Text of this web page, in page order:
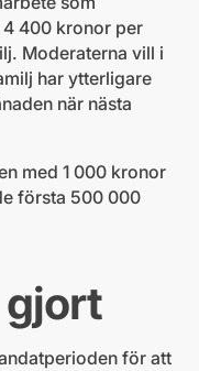
400 kronor per
Moderaterna vill i
har ytterligare
när nästa
med 1 000 kronor
första 500 000
gjort
för att